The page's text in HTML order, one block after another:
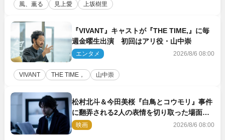
風、薫る 見上愛 上坂樹里
『VIVANT』キャストが『THE TIME,』に毎
週金曜生出演 初回はアリ役・山中崇
エンタメ 2026/8/6 08:00
VIVANT THE TIME， 山中崇
松村北斗＆今田美桜『白鳥とコウモリ』事件
に翻弄される2人の表情を切り取った場面写
真解禁
映画 2026/8/6 08:00